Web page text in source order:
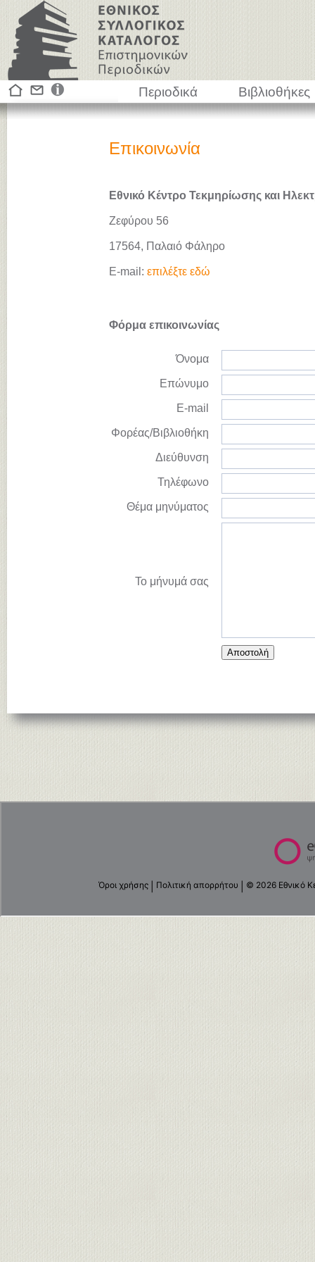
Περιοδικά Βιβλιοθήκες
Επικοινωνία
Εθνικό Κέντρο Τεκμηρίωσης και
Ζεφύρου 56
17564, Παλαιό Φάληρο
E-mail: επιλέξτε εδώ
Φόρμα επικοινωνίας
Όνομα
Επώνυμο
E-mail
Φορέας/Βιβλιοθήκη
Διεύθυνση
Τηλέφωνο
Θέμα μηνύματος
Το μήνυμά σας
Αποστολή